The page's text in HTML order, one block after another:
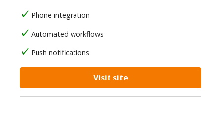
Phone integration
Automated workflows
Push notifications
Visit site